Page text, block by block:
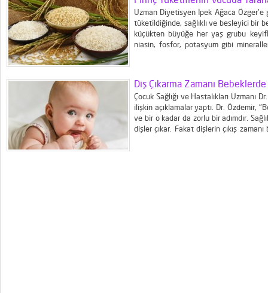
Uzman Diyetisyen İpek Ağaca Özger'e
tüketildiğinde, sağlıklı ve besleyici bir
küçükten büyüğe her yaş grubu
niasin, fosfor, potasyum gibi
Diş Çıkarma Zamanı
Çocuk Sağlığı ve Hastalıkları Uzmanı
ilişkin açıklamalar yaptı. Dr. Özdemir,
ve bir o kadar da zorlu bir adımdır.
dişler çıkar. Fakat dişlerin çıkış